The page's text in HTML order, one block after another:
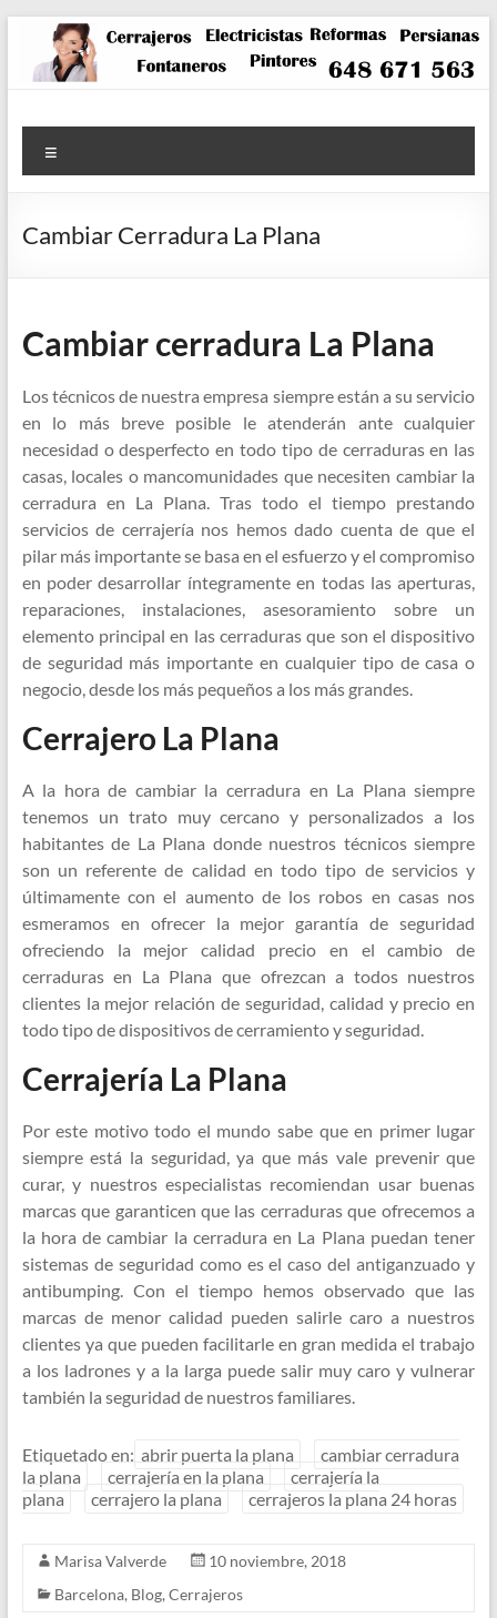
contenido
Cambiar Cerradura La Plana
Cambiar cerradura La Plana
Los técnicos de nuestra empresa siempre están a su servicio
en lo más breve posible le atenderán ante cualquier
necesidad o desperfecto en todo tipo de cerraduras en las
casas, locales o mancomunidades que necesiten cambiar la
cerradura en La Plana. Tras todo el tiempo prestando
servicios de cerrajería nos hemos dado cuenta de que el
pilar más importante se basa en el esfuerzo y el compromiso
en poder desarrollar íntegramente en todas las aperturas,
reparaciones, instalaciones, asesoramiento sobre un
elemento principal en las cerraduras que son el dispositivo
de seguridad más importante en cualquier tipo de casa o
negocio, desde los más pequeños a los más grandes.
Cerrajero La Plana
A la hora de cambiar la cerradura en La Plana siempre
tenemos un trato muy cercano y personalizados a los
habitantes de La Plana donde nuestros técnicos siempre
son un referente de calidad en todo tipo de servicios y
últimamente con el aumento de los robos en casas nos
esmeramos en ofrecer la mejor garantía de seguridad
ofreciendo la mejor calidad precio en el cambio de
cerraduras en La Plana que ofrezcan a todos nuestros
clientes la mejor relación de seguridad, calidad y precio en
todo tipo de dispositivos de cerramiento y seguridad.
Cerrajería La Plana
Por este motivo todo el mundo sabe que en primer lugar
siempre está la seguridad, ya que más vale prevenir que
curar, y nuestros especialistas recomiendan usar buenas
marcas que garanticen que las cerraduras que ofrecemos a
la hora de cambiar la cerradura en La Plana puedan tener
sistemas de seguridad como es el caso del antiganzuado y
antibumping. Con el tiempo hemos observado que las
marcas de menor calidad pueden salirle caro a nuestros
clientes ya que pueden facilitarle en gran medida el trabajo
a los ladrones y a la larga puede salir muy caro y vulnerar
también la seguridad de nuestros familiares.
Etiquetado en: abrir puerta la plana
cambiar cerradura
la plana
cerrajería en la plana
cerrajería la
plana
cerrajero la plana cerrajeros la plana 24 horas
Marisa Valverde
10 noviembre, 2018
Barcelona, Blog,Cerrajeros